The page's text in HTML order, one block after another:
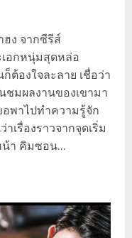
ง จากซีรีส์
เอกหนุ่มสุดหล่อ
ต้องใจละลาย เชื่อว่า
ชมผลงานของเขามา
พาไปทำความรู้จัก
เรื่องราวจากจุดเริ่ม
า คิมซอน...